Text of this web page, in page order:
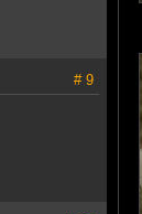
# 9